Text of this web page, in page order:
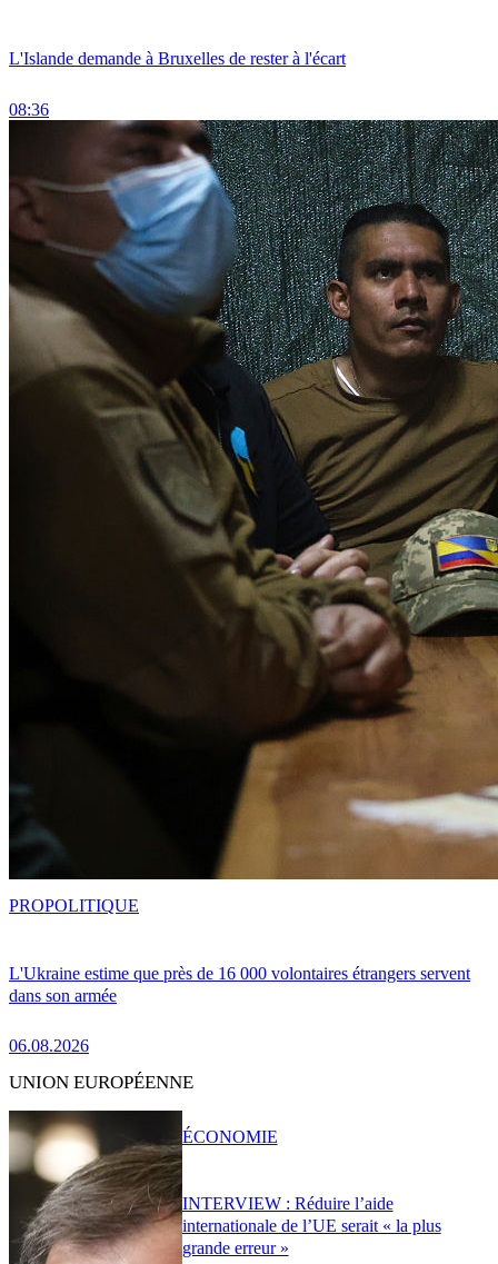
L'Islande demande à Bruxelles de rester à l'écart
08:36
L'Ukraine estime que près de 16 000 volontaires étrangers servent
dans son armée
06.08.2026
PROPOLITIQUE
UNION EUROPÉENNE
INTERVIEW : Réduire l’aide
internationale de l’UE serait « la plus
grande erreur »
ÉCONOMIE